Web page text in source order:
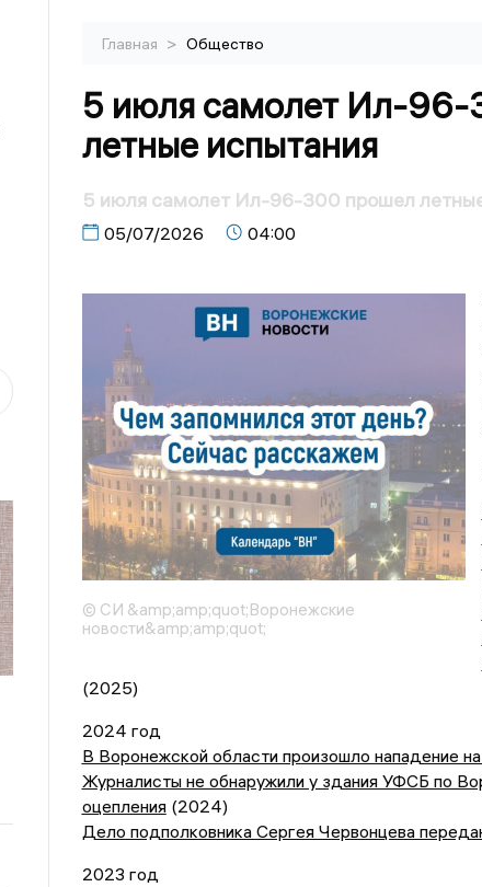
Главная > Общество
5 июля самолет Ил-
летные испытания
5 июля самолет Ил-96-300 прошел
05/07/2026 04:00
© СИ &amp;amp;quot;Воронежские
новости&amp;amp;quot;
(2025)
2024 год
В Воронежской области произошло нападение
Журналисты не обнаружили у здания УФСБ по
оцепления(2024)
Дело подполковника Сергея Червонцева
2023 год